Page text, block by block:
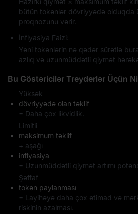
Hazırkı qiymət × maksimum təklif
bütün tokenlər dövriyyədə olduqda
proqnozunu verir.
İnflyasiya Faizi:
Yeni tokenlərin nə qədər sürətlə
azlıq və uzunmüddətli qiymət
Bu Göstəricilər Treyderlər Üçün
Yüksək
dövriyyədə olan təklif
= Daha çox likvidlik.
Limitli
maksimum təklif
+ aşağı
inflyasiya
= Uzunmüddətli qiymət artımı
Şəffaf
token paylanması
= Layihəyə daha çox etimad və
riskinin azalması.